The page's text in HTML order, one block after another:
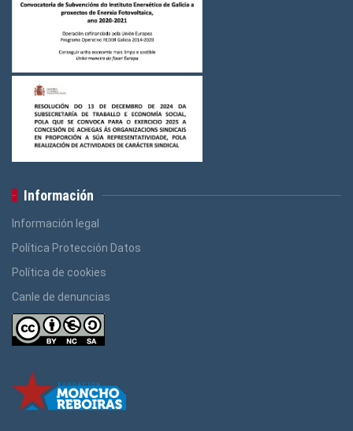
Información
Información legal
Política Protección Datos
Política de cookies
Canle de denuncias